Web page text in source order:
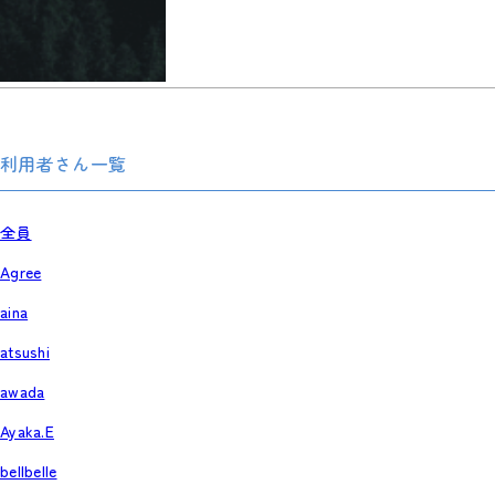
利用者さん一覧
全員
Agree
aina
atsushi
awada
Ayaka.E
bellbelle